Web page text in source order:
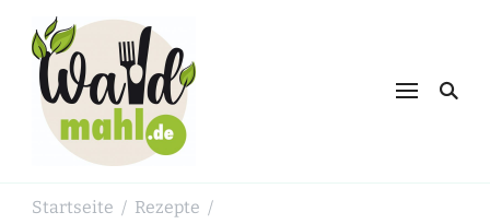
Schnabulieren, was die Natur einem
Startseite / Rezepte /